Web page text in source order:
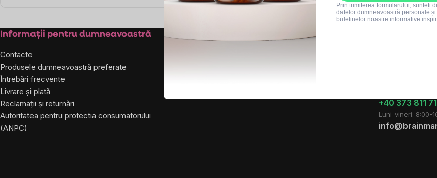
Subsol
Informații pentru dumneavoastră
Contacte
Produsele dumneavoastră preferate
Întrebări frecvente
Livrare și plată
Reclamații și returnări
Autoritatea pentru protectia consumatorului
(ANPC)
Proiectele noastre
+40 373 811
Luni-vineri: 8:00-
Prin trimiterea formularului, sunteți
datelor dumneavoastră personale și
buletinelor noastre informative